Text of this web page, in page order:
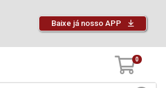
Baixe já nosso APP
0